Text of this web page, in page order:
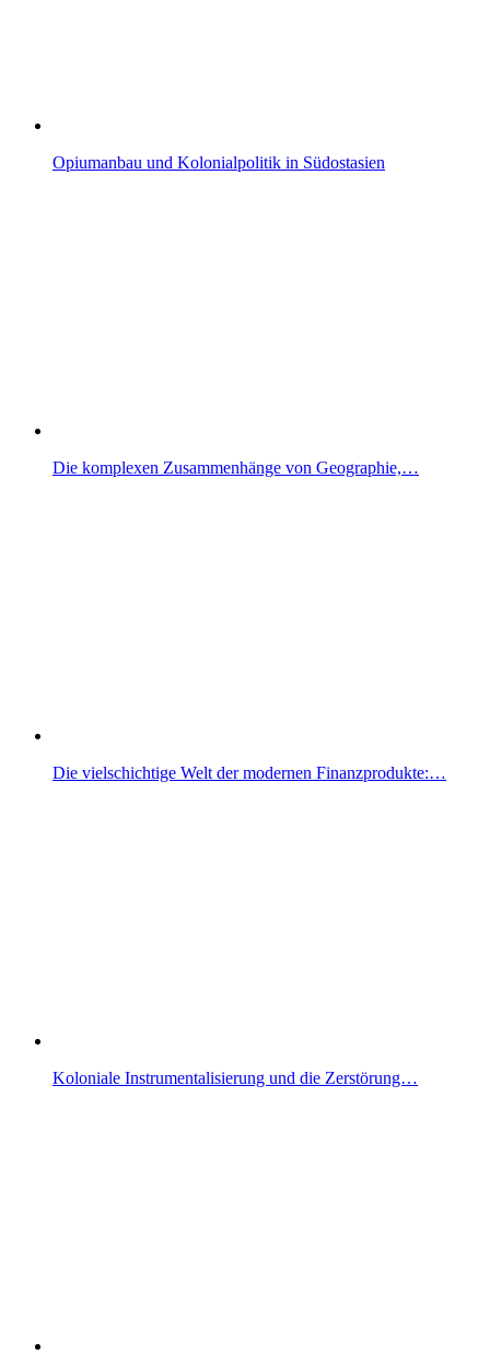
Opiumanbau und Kolonialpolitik in Südostasien
Die komplexen Zusammenhänge von Geographie,…
Die vielschichtige Welt der modernen Finanzprodukte:…
Koloniale Instrumentalisierung und die Zerstörung…